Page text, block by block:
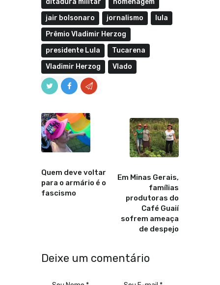
jair bolsonaro
jornalismo
lula
Prêmio Vladimir Herzog
presidente Lula
Tucarena
Vladimir Herzog
Vlado
Quem deve voltar
para o armário é o
fascismo
Em Minas Gerais,
famílias
produtoras do
Café Guaií
sofrem ameaça
de despejo
Deixe um comentário